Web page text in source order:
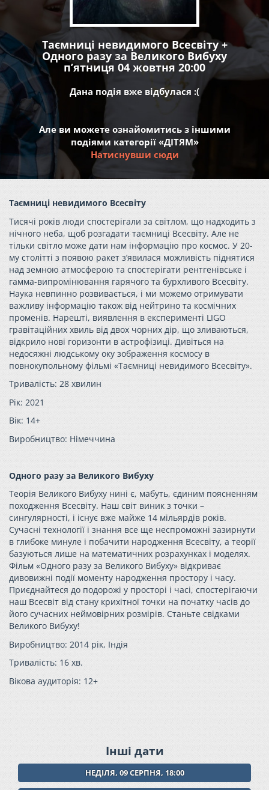
Таємниці невидимого Всесвіту +
Одного разу за Великого Вибуху
пʼятниця 04 жовтня 20:00
Дана подія вже відбулася :(
Але ви можете ознайомитись з іншими
подіями категорії «ДІТЯМ»
Натиснувши сюди
Таємниці невидимого Всесвіту
Тисячі років люди спостерігали за світлом, що надходить з
нічного неба, щоб розгадати таємниці Всесвіту. Але не
тільки світло може дати нам інформацію про космос. У 20-
му столітті з появою ракет з’явилася можливість піднятися
над земною атмосферою та спостерігати рентгенівське і
гамма-випромінювання гарячого та бурхливого Всесвіту.
Наука невпинно розвивається, і ми можемо отримувати
важливу інформацію також від нейтрино та космічних
променів. Нарешті, виявлення в експерименті LIGO
гравітаційних хвиль від двох чорних дір, що зливаються,
відкрило нові горизонти в астрофізиці. Дивіться на
недосяжні людському оку зображення космосу в
повнокупольному фільмі «Таємниці невидимого Всесвіту».
Тривалість: 28 хвилин
Рік: 2021
Вік: 14+
Виробництво: Німеччина
Одного разу за Великого Вибуху
Теорія Великого Вибуху нині є, мабуть, єдиним поясненням
походження Всесвіту. Наш світ виник з точки –
сингулярності, і існує вже майже 14 мільярдів років.
Сучасні технології і знання все ще неспроможні зазирнути
в глибоке минуле і побачити народження Всесвіту, а теорії
базуються лише на математичних розрахунках і моделях.
Фільм «Одного разу за Великого Вибуху» відкриває
дивовижні події моменту народження простору і часу.
Приєднайтеся до подорожі у просторі і часі, спостерігаючи
наш Всесвіт від стану крихітної точки на початку часів до
його сучасних неймовірних розмірів. Станьте свідками
Великого Вибуху!
Виробництво: 2014 рік, Індія
Тривалість: 16 хв.
Вікова аудиторія: 12+
Інші дати
НЕДІЛЯ, 09 СЕРПНЯ, 18:00